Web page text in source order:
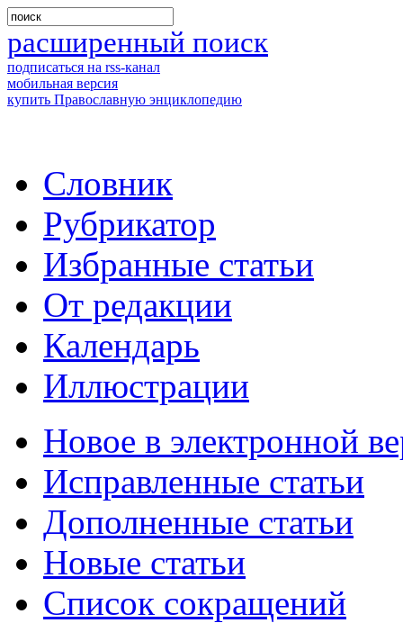
расширенный поиск
подписаться на rss-канал
мобильная версия
купить Православную энциклопедию
Словник
Рубрикатор
Избранные статьи
От редакции
Календарь
Иллюстрации
Новое в электронной
Исправленные статьи
Дополненные статьи
Новые статьи
Список сокращений